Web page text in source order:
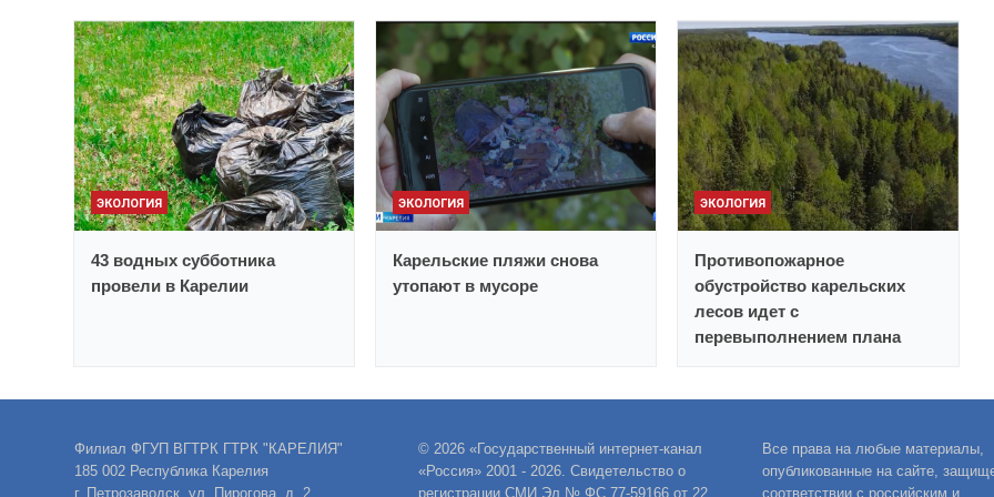
ЭКОЛОГИЯ
43 водных субботника
провели в Карелии
ЭКОЛОГИЯ
Карельские пляжи снова
утопают в мусоре
ЭКОЛОГИЯ
Противопожарное
обустройство карельских
лесов идет с
перевыполнением плана
Филиал ФГУП ВГТРК ГТРК "КАРЕЛИЯ"
185 002 Республика Карелия
г. Петрозаводск, ул. Пирогова, д. 2
© 2026 «Государственный интернет-канал
«Россия» 2001 - 2026. Свидетельство о
регистрации СМИ Эл № ФС 77-59166 от 22
Все права на любые материалы,
опубликованные на сайте,
соответствии с российским и